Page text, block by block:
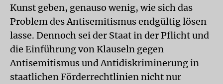
Kunst geben, genauso wenig, wie sich das
Problem des Antisemitismus endgültig lösen
lasse. Dennoch sei der Staat in der Pflicht und
die Einführung von Klauseln gegen
Antisemitismus und Antidiskriminerung in
staatlichen Förderrechtlinien nicht nur